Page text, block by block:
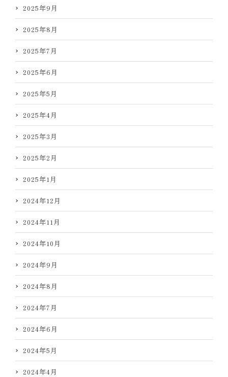
2025年9月
2025年8月
2025年7月
2025年6月
2025年5月
2025年4月
2025年3月
2025年2月
2025年1月
2024年12月
2024年11月
2024年10月
2024年9月
2024年8月
2024年7月
2024年6月
2024年5月
2024年4月